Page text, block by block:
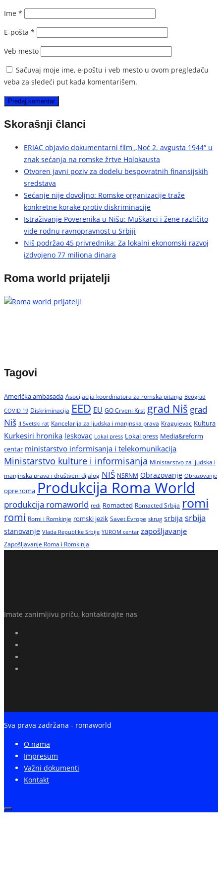
Ime *
E-pošta *
Veb mesto
Sačuvaj moje ime, e-poštu i veb mesto u ovom pregledaču
veba za sledeći put kada komentarišem.
Skorašnji članci
ERIAC objavio dokumentarni film „Noć 2. avgusta 1944“ u
znak sećanja na romske žrtve Holokausta
Otvoren javni poziv za dodelu bespovratnih finansijskih
sredstava
Sećanje nije dovoljno: Romske organizacije traže
konkretne korake protiv diskriminacije
Istraživanje Poverenika u Nišu: Muškarci i žene različito
vide rodnu ravnopravnost u Srbiji
Niš podržao 45 privrednika: Za lokalni ekonomski razvoj
izdvojeno 77 miliona dinara
Roma world prijatelji
Tagovi
Američka ambasada Asocijacija koordinatora za romska pitanja Beograd
COVID 19 Diskriminacija EED EU GO Crveni Krst grad Niš grad
Niš II Svetski rat Kancelarija za ljudska i manjnska prava Kragujevac Kultura
Kurkesiri hronika leskovac Lokal press Lokal press Media&reform
centar ministarstvo informisanja i telekomunikacija
Ministarstvo kulture i informisanja Ministarstvo za ljudska i
manjinska prava i društveni dijalog NIŠ NSRNM Obrazovanje Obrazovanje
opre roma Produkcija Roma World
produkcija romaworld redi Romacted Romacted Srbija romi
romi Romi i Romkinje romski jezik Savet Evrope skrug srbija srbija
stanovanje Vlada Republike Srbije YUROM centar zapošljavanje
Zapošljavanje Roma i Romkinja
Imate zanimljivu priču, kontaktirajte nas
Sva prava zadržana - romaworld
O nama
Impresum
Važni dokumenti
Kontakt